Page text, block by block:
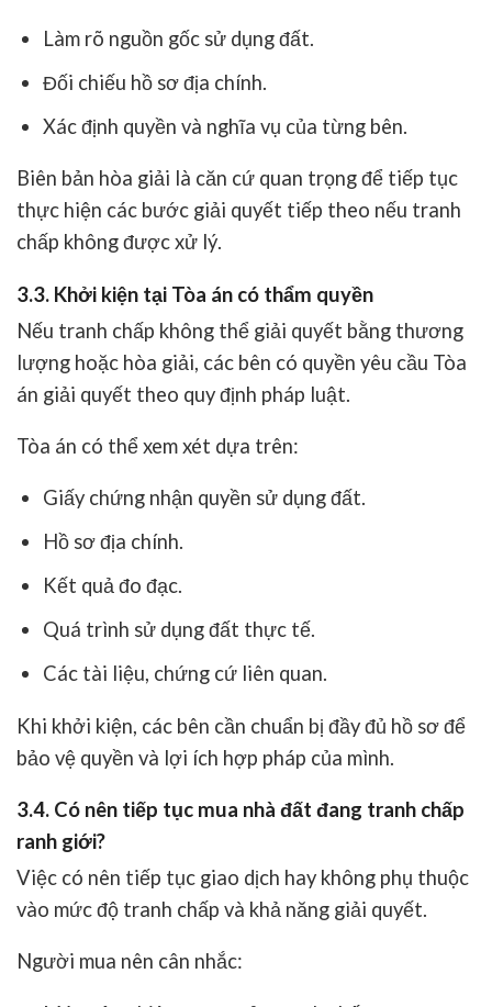
Làm rõ nguồn gốc sử dụng đất.
Đối chiếu hồ sơ địa chính.
Xác định quyền và nghĩa vụ của từng bên.
Biên bản hòa giải là căn cứ quan trọng để tiếp tục
thực hiện các bước giải quyết tiếp theo nếu tranh
chấp không được xử lý.
3.3. Khởi kiện tại Tòa án có thẩm quyền
Nếu tranh chấp không thể giải quyết bằng thương
lượng hoặc hòa giải, các bên có quyền yêu cầu Tòa
án giải quyết theo quy định pháp luật.
Tòa án có thể xem xét dựa trên:
Giấy chứng nhận quyền sử dụng đất.
Hồ sơ địa chính.
Kết quả đo đạc.
Quá trình sử dụng đất thực tế.
Các tài liệu, chứng cứ liên quan.
Khi khởi kiện, các bên cần chuẩn bị đầy đủ hồ sơ để
bảo vệ quyền và lợi ích hợp pháp của mình.
3.4. Có nên tiếp tục mua nhà đất đang tranh chấp
ranh giới?
Việc có nên tiếp tục giao dịch hay không phụ thuộc
vào mức độ tranh chấp và khả năng giải quyết.
Người mua nên cân nhắc: